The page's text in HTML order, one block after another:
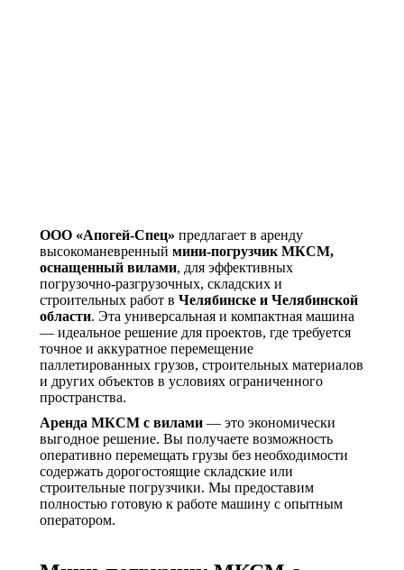
ООО «Апогей-Спец» предлагает в аренду
высокоманевренный мини-погрузчик МКСМ,
оснащенный вилами, для эффективных
погрузочно-разгрузочных, складских и
строительных работ в Челябинске и Челябинской
области. Эта универсальная и компактная машина
— идеальное решение для проектов, где требуется
точное и аккуратное перемещение
паллетированных грузов, строительных материалов
и других объектов в условиях ограниченного
пространства.
Аренда МКСМ с вилами — это экономически
выгодное решение. Вы получаете возможность
оперативно перемещать грузы без необходимости
содержать дорогостоящие складские или
строительные погрузчики. Мы предоставим
полностью готовую к работе машину с опытным
оператором.